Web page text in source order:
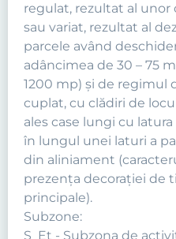
regulat, rezultat al unor
sau variat, rezultat al
parcele având
adâncimea de 30 – 75
1200 mp) şi de regimul
cuplat, cu clădiri de
ales case lungi cu
în lungul unei laturi a
din aliniament
prezenţa decoraţiei de
principale).
Subzone:
S_Et - Subzona de